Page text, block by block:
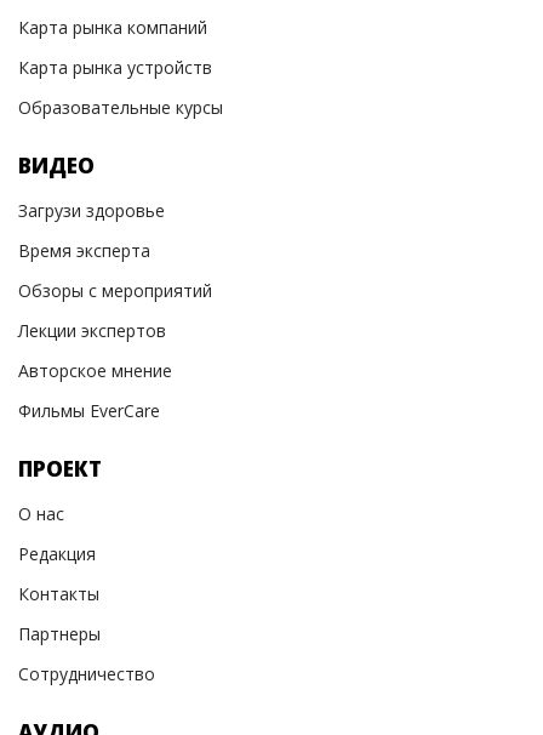
Карта рынка компаний
Карта рынка устройств
Образовательные курсы
ВИДЕО
Загрузи здоровье
Время эксперта
Обзоры с мероприятий
Лекции экспертов
Авторское мнение
Фильмы EverCare
ПРОЕКТ
О нас
Редакция
Контакты
Партнеры
Сотрудничество